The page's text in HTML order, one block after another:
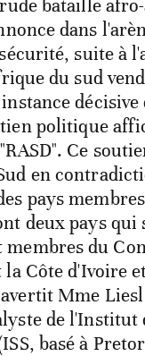
bataille
dans
suite à
du sud
politique
Ce
en
pays
deux pays qui
du
Côte d'Ivoire
Mme
de l'Institut
basé à